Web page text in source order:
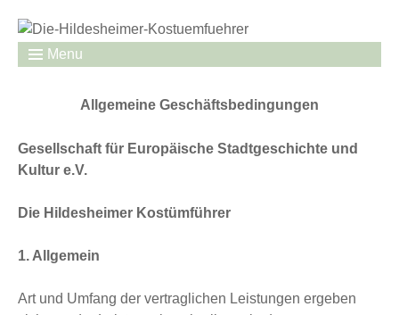
Menu
Allgemeine Geschäftsbedingungen
Gesellschaft für Europäische Stadtgeschichte und
Kultur e.V.
Die Hildesheimer Kostümführer
1. Allgemein
Art und Umfang der vertraglichen Leistungen ergeben